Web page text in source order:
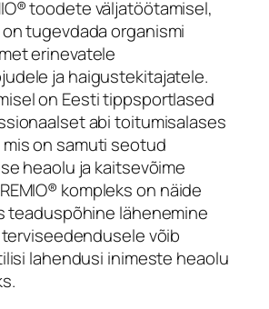
toodete väljatöötamisel,
tugevdada organismi
erinevatele
ja haigustekitajatele.
on Eesti tippsportlased
abi toitumisalases
on samuti seotud
heaolu ja kaitsevõime
kompleks on näide
teaduspõhine lähenemine
võib
lahendusi inimeste heaolu